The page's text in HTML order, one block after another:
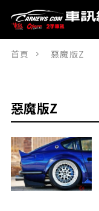
首頁 惡魔版Z
惡魔版Z